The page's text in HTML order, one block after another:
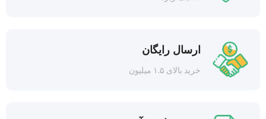
ارسال رایگان
خرید بالای ۱.۵ میلیون